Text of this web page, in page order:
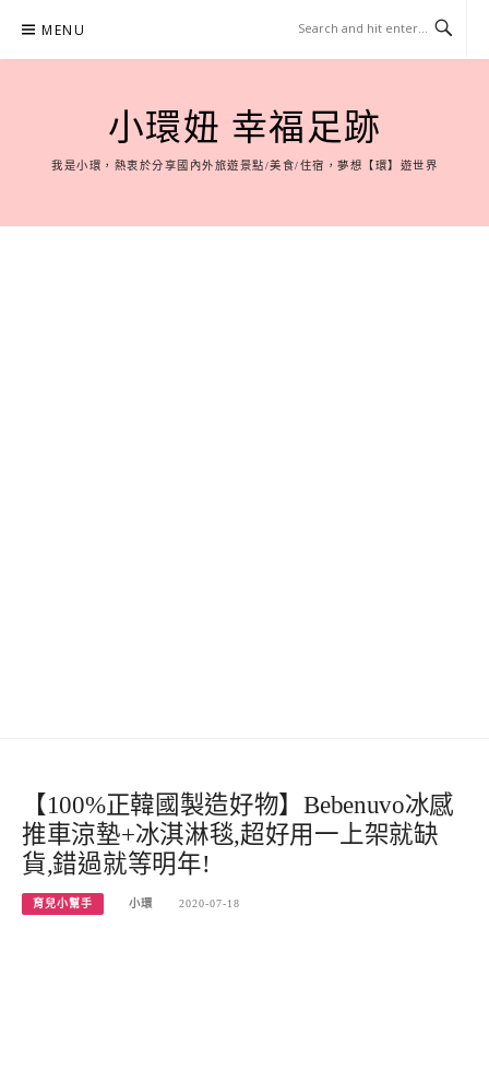
content
MENU
小環妞 幸福足跡
我是小環，熱衷於分享國內外旅遊景點/美食/住宿，夢想【環】遊世界
【100%正韓國製造好物】Bebenuvo冰感
推車涼墊+冰淇淋毯,超好用一上架就缺
貨,錯過就等明年!
育兒小幫手 小環 2020-07-18